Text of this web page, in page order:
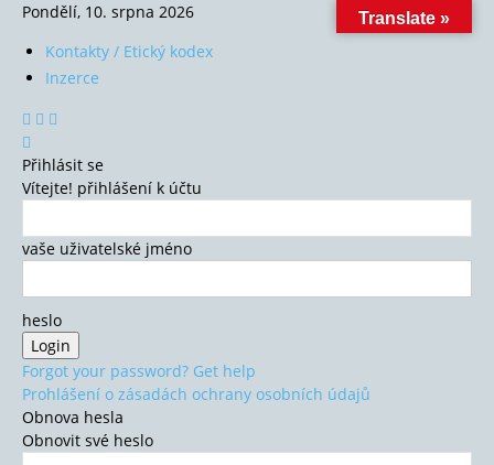
Pondělí, 10. srpna 2026
Kontakty / Etický kodex
Inzerce
Přihlásit se
Vítejte! přihlášení k účtu
vaše uživatelské jméno
heslo
Forgot your password? Get help
Prohlášení o zásadách ochrany osobních údajů
Obnova hesla
Obnovit své heslo
Translate »